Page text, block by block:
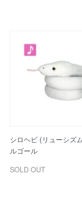
シロヘビ (リューシ
ルゴール
SOLD OUT